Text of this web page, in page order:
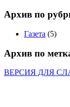
Архив по
Газета (5)
Архив по
ВЕРСИЯ ДЛЯ